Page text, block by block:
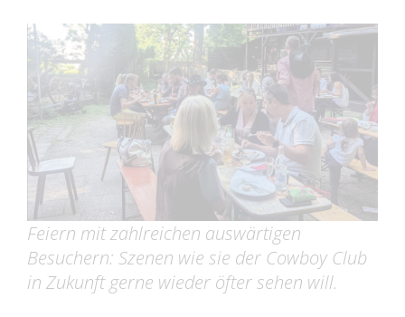
Feiern mit zahlreichen auswärtigen
Besuchern: Szenen wie sie der Cowboy Club
in Zukunft gerne wieder öfter sehen will.